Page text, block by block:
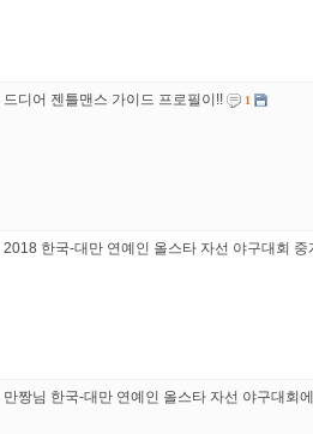
드디어 젠틀맨스 가이드 프로필이!! 1
2018 한국-대만 연예인 올스타 자선 야구대회 중
만짱님 한국-대만 연예인 올스타 자선 야구대회